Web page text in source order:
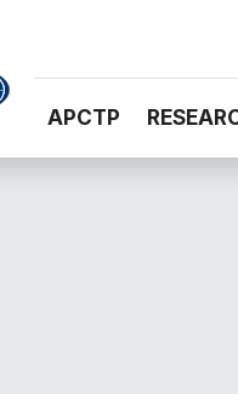
APCTP